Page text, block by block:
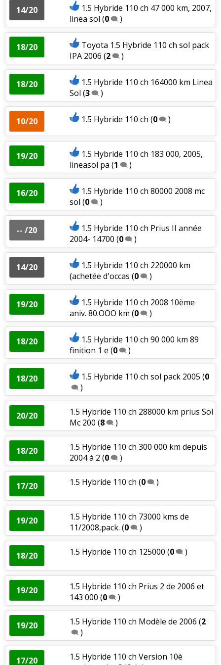
14/20
1.5 Hybride 110 ch 47 000 km, 2007,
linea sol (0 )
18/20
Toyota 1.5 Hybride 110 ch sol pack
IPA 2006 (2 )
18/20
1.5 Hybride 110 ch 164000 km Linea
Sol (3 )
10/20 1.5 Hybride 110 ch (0 )
19/20
1.5 Hybride 110 ch 183 000, 2005,
lineasol pa (1 )
16/20
1.5 Hybride 110 ch 80000 2008 mc
sol (0 )
-- /20
1.5 Hybride 110 ch Prius II année
2004- 14700 (0 )
14/20
1.5 Hybride 110 ch 220000 km
(achetée d'occas (0 )
19/20
1.5 Hybride 110 ch 2008 10ème
aniv. 80.OOO km (0 )
18/20
1.5 Hybride 110 ch 90 000 km 89
finition 1 e (0 )
18/20 1.5 Hybride 110 ch sol pack 2005 (0
)
20/20
1.5 Hybride 110 ch 288000 km prius Sol
Mc 200 (8 )
18/20
1.5 Hybride 110 ch 300 000 km depuis
2004 à 2 (0 )
17/20 1.5 Hybride 110 ch (0 )
19/20
1.5 Hybride 110 ch 73000 kms de
11/2008,pack. (0 )
18/20 1.5 Hybride 110 ch 125000 (0 )
19/20
1.5 Hybride 110 ch Prius 2 de 2006 et
143 000 (0 )
19/20 1.5 Hybride 110 ch Modèle de 2006 (2
)
17/20
1.5 Hybride 110 ch Version 10è